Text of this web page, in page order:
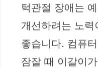
턱관절 장애는
개선하려는 노
좋습니다. 컴퓨
잠잘 때 이갈이